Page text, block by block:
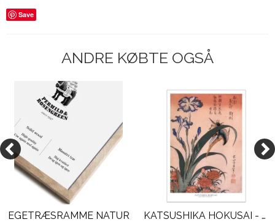
Save
ANDRE KØBTE OGSÅ
EGETRÆSRAMME NATUR
KATSUSHIKA HOKUSAI - JAPANSK PLAKAT 02